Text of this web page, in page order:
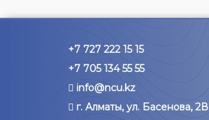
+7 727 222 15 15
+7 705 134 55 55
info@ncu.kz
г. Алматы, ул. Басенова, 2В